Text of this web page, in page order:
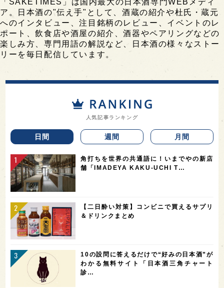
「SAKETIMES」は国内最大の日本酒専門WEBメディ
ア。日本酒の"伝え手"として、酒蔵の紹介や杜氏・蔵元
へのインタビュー、注目銘柄のレビュー、イベントのレ
ポート、飲食店や酒屋の紹介、酒器やペアリングなどの
楽しみ方、専門用語の解説など、日本酒の様々なストー
リーを毎日配信しています。
人気記事ランキング
日間 週間 月間
角打ちを世界の共通語に！いまでやの新店
舗「IMADEYA KAKU-UCHI T…
【二日酔い対策】コンビニで買えるサプリ
＆ドリンクまとめ
10の設問に答えるだけで“好みの日本酒”が
わかる無料サイト「日本酒三角チャート
診…